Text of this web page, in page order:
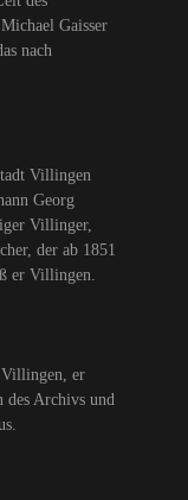
Gaisser
nach
Villingen
Georg
Villinger,
der ab 1851
er Villingen.
Villingen, er
des Archivs und